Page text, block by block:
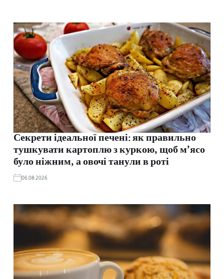
Секрети ідеальної печені: як правильно
тушкувати картоплю з куркою, щоб м’ясо
було ніжним, а овочі танули в роті
06.08.2026